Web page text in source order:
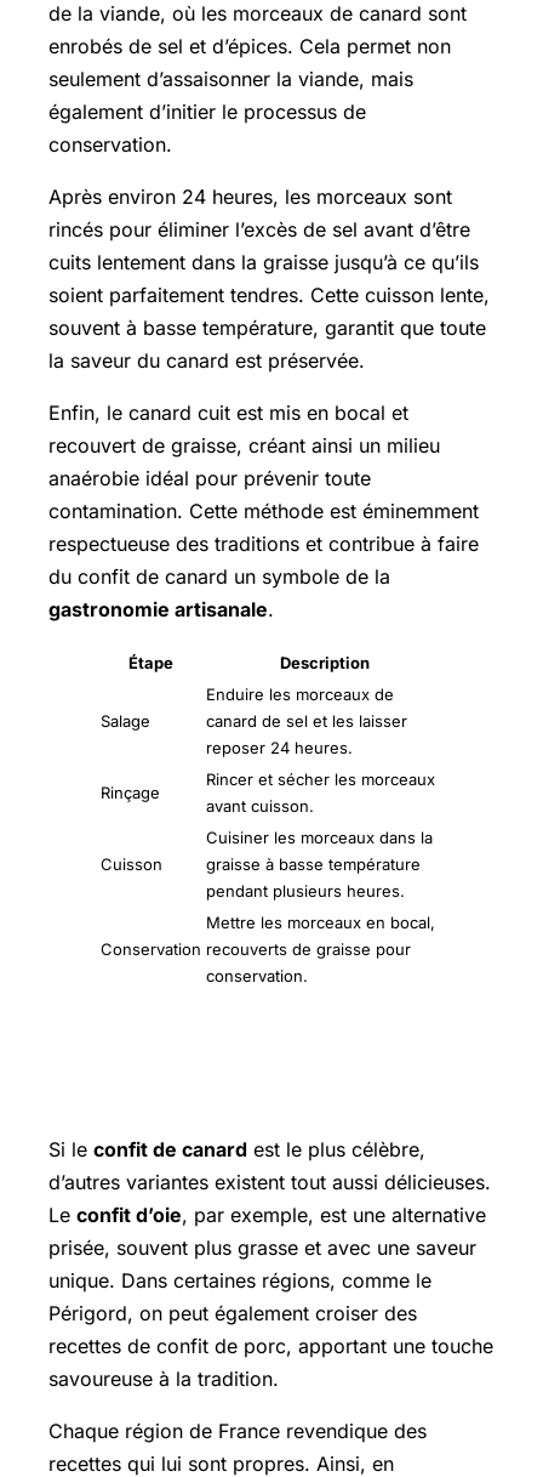
de la viande, où les morceaux de canard sont
enrobés de sel et d’épices. Cela permet non
seulement d’assaisonner la viande, mais
également d’initier le processus de
conservation.
Après environ 24 heures, les morceaux sont
rincés pour éliminer l’excès de sel avant d’être
cuits lentement dans la graisse jusqu’à ce qu’ils
soient parfaitement tendres. Cette cuisson lente,
souvent à basse température, garantit que toute
la saveur du canard est préservée.
Enfin, le canard cuit est mis en bocal et
recouvert de graisse, créant ainsi un milieu
anaérobie idéal pour prévenir toute
contamination. Cette méthode est éminemment
respectueuse des traditions et contribue à faire
du confit de canard un symbole de la
gastronomie artisanale.
Étape Description
Salage
Enduire les morceaux de
canard de sel et les laisser
reposer 24 heures.
Rinçage
Rincer et sécher les morceaux
avant cuisson.
Cuisson
Cuisiner les morceaux dans la
graisse à basse température
pendant plusieurs heures.
Conservation
Mettre les morceaux en bocal,
recouverts de graisse pour
conservation.
Si le confit de canard est le plus célèbre,
d’autres variantes existent tout aussi délicieuses.
Le confit d’oie, par exemple, est une alternative
prisée, souvent plus grasse et avec une saveur
unique. Dans certaines régions, comme le
Périgord, on peut également croiser des
recettes de confit de porc, apportant une touche
savoureuse à la tradition.
Chaque région de France revendique des
recettes qui lui sont propres. Ainsi, en